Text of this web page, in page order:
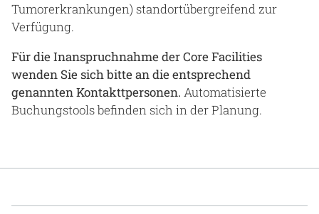
Tumorerkrankungen) standortübergreifend zur
Verfügung.
Für die Inanspruchnahme der Core Facilities
wenden Sie sich bitte an die entsprechend
genannten Kontakttpersonen. Automatisierte
Buchungstools befinden sich in der Planung.